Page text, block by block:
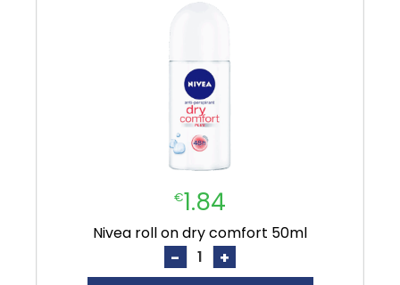
€1.84
nivea roll on dry comfort 50ml
- +